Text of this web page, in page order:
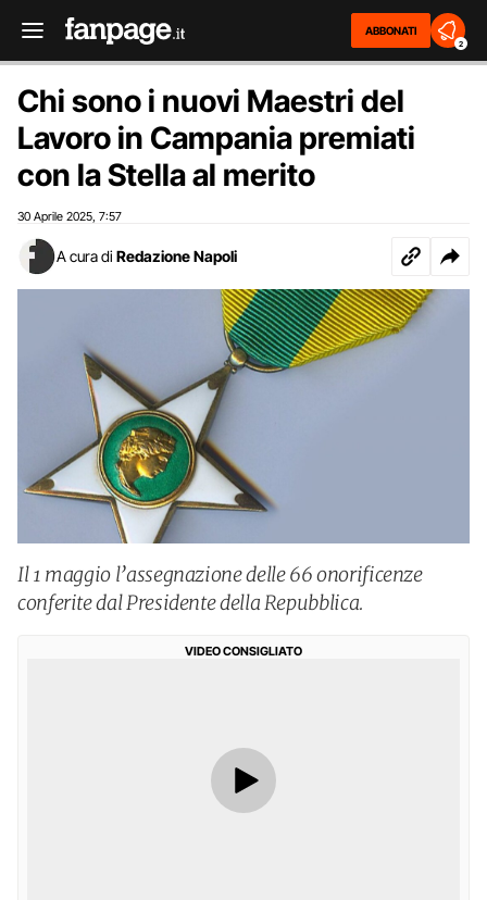
ABBONATI
2
Chi sono i nuovi Maestri del
Lavoro in Campania premiati
con la Stella al merito
30 Aprile 2025 7:57
A cura di Redazione Napoli
Il 1 maggio l’assegnazione delle 66 onorificenze
conferite dal Presidente della Repubblica.
VIDEO CONSIGLIATO